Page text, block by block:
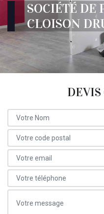
SOCIÉTÉ DE
CLOISON
DEVIS